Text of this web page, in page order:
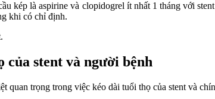
kép là aspirine và clopidogrel ít nhất 1 tháng với
khi có chỉ định.
stent và người bệnh
quan trọng trong việc kéo dài tuổi thọ của stent và